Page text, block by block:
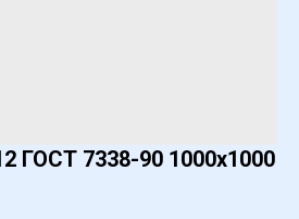
7338-90 1000х1000